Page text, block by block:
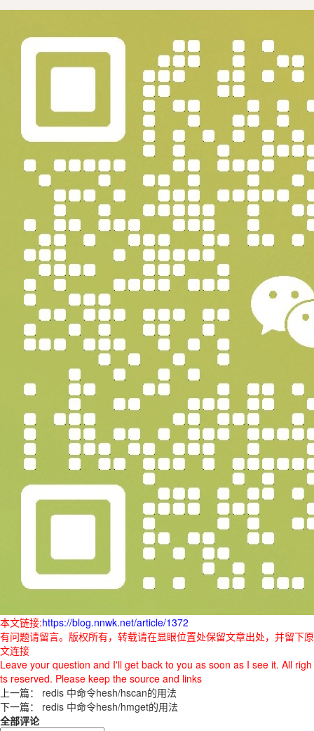
本文链接:https://blog.nnwk.net/article/1372
有问题请留言。版权所有，转载请在显眼位置处保留文章出处，并留下原
文连接
Leave your question and I'll get back to you as soon as I see it. All righ
ts reserved. Please keep the source and links
上一篇： redis 中命令hesh/hscan的用法
下一篇： redis 中命令hesh/hmget的用法
全部评论